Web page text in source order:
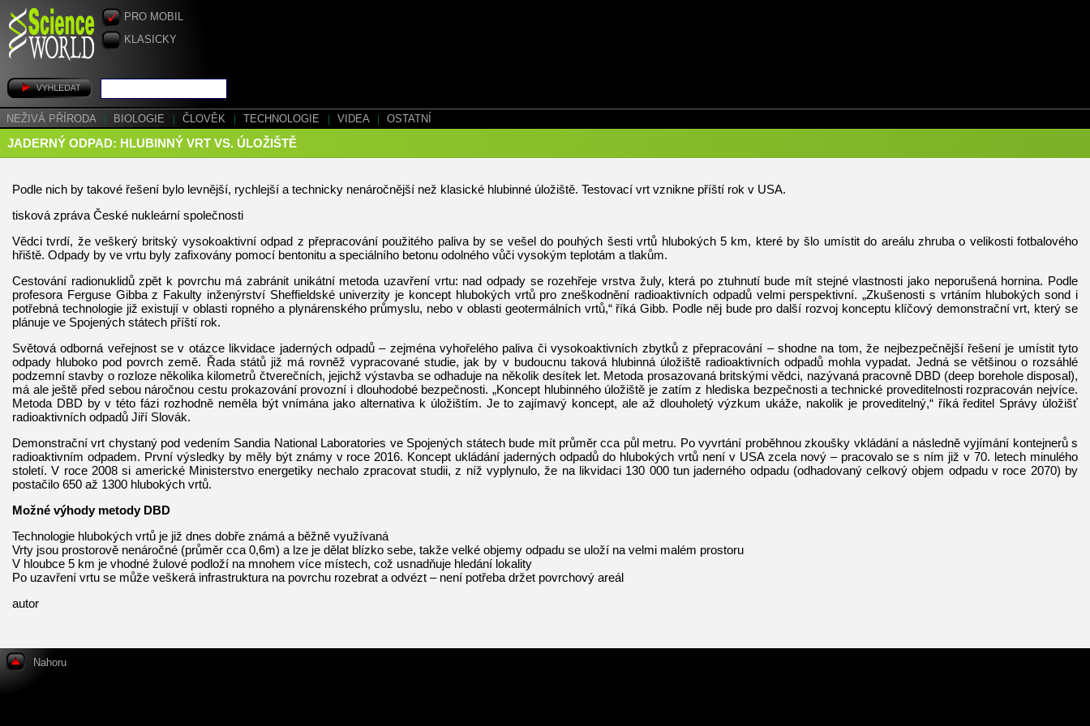
PRO MOBIL
KLASICKY
NEŽIVÁ PŘÍRODA BIOLOGIE ČLOVĚK TECHNOLOGIE VIDEA OSTATNÍ
JADERNÝ ODPAD: HLUBINNÝ VRT VS. ÚLOŽIŠTĚ
Podle nich by takové řešení bylo levnější, rychlejší a technicky nenáročnější než klasické hlubinné úložiště. Testovací vrt vznikne příští rok v USA.
tisková zpráva České nukleární společnosti
Vědci tvrdí, že veškerý britský vysokoaktivní odpad z přepracování použitého paliva by se vešel do pouhých šesti vrtů hlubokých 5 km, které by šlo umístit do areálu zhruba o velikosti fotbalového
hřiště. Odpady by ve vrtu byly zafixovány pomocí bentonitu a speciálního betonu odolného vůči vysokým teplotám a tlakům.
Cestování radionuklidů zpět k povrchu má zabránit unikátní metoda uzavření vrtu: nad odpady se rozehřeje vrstva žuly, která po ztuhnutí bude mít stejné vlastnosti jako neporušená hornina. Podle
profesora Ferguse Gibba z Fakulty inženýrství Sheffieldské univerzity je koncept hlubokých vrtů pro zneškodnění radioaktivních odpadů velmi perspektivní. „Zkušenosti s vrtáním hlubokých sond i
potřebná technologie již existují v oblasti ropného a plynárenského průmyslu, nebo v oblasti geotermálních vrtů,“ říká Gibb. Podle něj bude pro další rozvoj konceptu klíčový demonstrační vrt, který se
plánuje ve Spojených státech příští rok.
Světová odborná veřejnost se v otázce likvidace jaderných odpadů – zejména vyhořelého paliva či vysokoaktivních zbytků z přepracování – shodne na tom, že nejbezpečnější řešení je umístit tyto
odpady hluboko pod povrch země. Řada států již má rovněž vypracované studie, jak by v budoucnu taková hlubinná úložiště radioaktivních odpadů mohla vypadat. Jedná se většinou o rozsáhlé
podzemní stavby o rozloze několika kilometrů čtverečních, jejichž výstavba se odhaduje na několik desítek let. Metoda prosazovaná britskými vědci, nazývaná pracovně DBD (deep borehole disposal),
má ale ještě před sebou náročnou cestu prokazování provozní i dlouhodobé bezpečnosti. „Koncept hlubinného úložiště je zatím z hlediska bezpečnosti a technické proveditelnosti rozpracován nejvíce.
Metoda DBD by v této fázi rozhodně neměla být vnímána jako alternativa k úložištím. Je to zajímavý koncept, ale až dlouholetý výzkum ukáže, nakolik je proveditelný,“ říká ředitel Správy úložišť
radioaktivních odpadů Jiří Slovák.
Demonstrační vrt chystaný pod vedením Sandia National Laboratories ve Spojených státech bude mít průměr cca půl metru. Po vyvrtání proběhnou zkoušky vkládání a následně vyjímání kontejnerů s
radioaktivním odpadem. První výsledky by měly být známy v roce 2016. Koncept ukládání jaderných odpadů do hlubokých vrtů není v USA zcela nový – pracovalo se s ním již v 70. letech minulého
století. V roce 2008 si americké Ministerstvo energetiky nechalo zpracovat studii, z níž vyplynulo, že na likvidaci 130 000 tun jaderného odpadu (odhadovaný celkový objem odpadu v roce 2070) by
postačilo 650 až 1300 hlubokých vrtů.
Možné výhody metody DBD
Technologie hlubokých vrtů je již dnes dobře známá a běžně využívaná
Vrty jsou prostorově nenáročné (průměr cca 0,6m) a lze je dělat blízko sebe, takže velké objemy odpadu se uloží na velmi malém prostoru
V hloubce 5 km je vhodné žulové podloží na mnohem více místech, což usnadňuje hledání lokality
Po uzavření vrtu se může veškerá infrastruktura na povrchu rozebrat a odvézt – není potřeba držet povrchový areál
autor
Nahoru